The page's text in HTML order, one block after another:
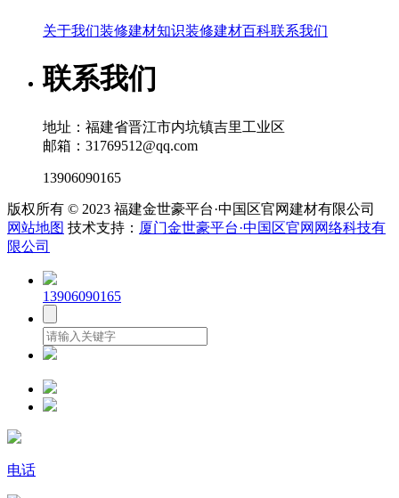
关于我们装修建材知识装修建材百科联系我们
联系我们
地址：福建省晋江市内坑镇吉里工业区
邮箱：31769512@qq.com
13906090165
版权所有 © 2023 福建金世豪平台·中国区官网建材有限公司
网站地图 技术支持： 厦门金世豪平台·中国区官网网络科技有
限公司
13906090165
电话